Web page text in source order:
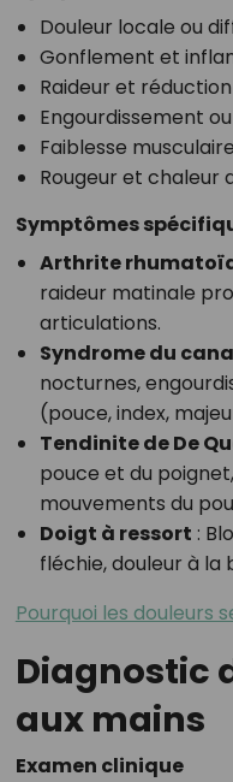
Douleur locale ou
Gonflement et
Raideur et
Engourdissement
Faiblesse musculaire
Rougeur et chaleur
Symptômes
Arthrite
raideur matinale
articulations.
Syndrome du
nocturnes,
(pouce, index,
Tendinite de De
pouce et du
mouvements du
Doigt à ressort :
fléchie, douleur à la
Pourquoi les douleurs
Diagnostic
aux mains
Examen clinique